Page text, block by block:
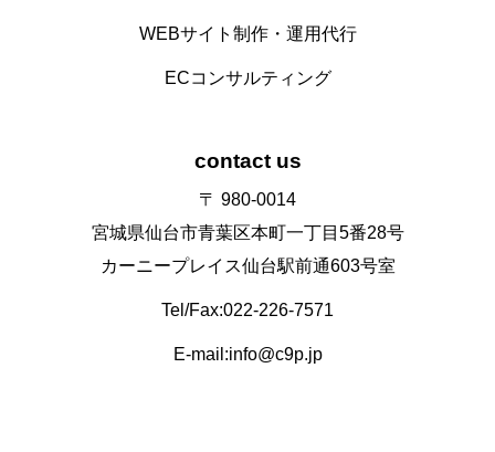
WEBサイト制作・運用代行
ECコンサルティング
contact us
〒 980-0014
宮城県仙台市青葉区本町一丁目5番28号
カーニープレイス仙台駅前通603号室
Tel/Fax:022-226-7571
E-mail:info@c9p.jp